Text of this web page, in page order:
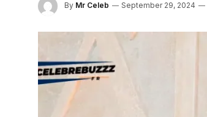
By Mr Celeb September 29, 2024